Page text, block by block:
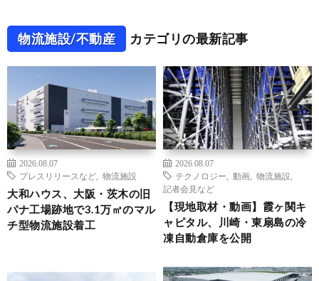
物流施設/不動産 カテゴリの最新記事
2026.08.07
プレスリリースなど
物流施設
大和ハウス、大阪・茨木の旧
パナ工場跡地で3.1万㎡のマル
チ型物流施設着工
2026.08.07
テクノロジー
動画 物流施設
記者会見など
【現地取材・動画】霞ヶ関キ
ャピタル、川崎・東扇島の冷
凍自動倉庫を公開